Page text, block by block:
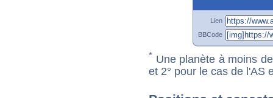
Lien
BBCode
* Une planète à moins
et 2° pour le cas de l'AS